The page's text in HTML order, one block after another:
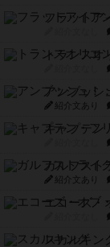
フラットア
トランスオ
アンブッシ
紹介文あり
キャプテン
ガルフスト
紹介文あり
エコーズ・
スカルキン